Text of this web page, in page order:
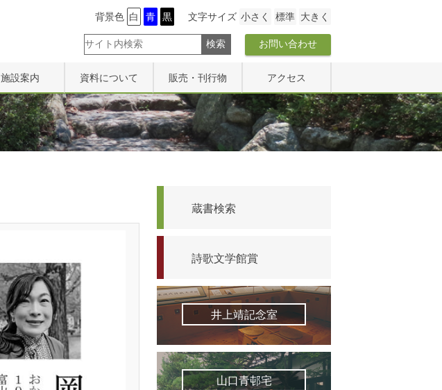
文字サイズ 小さく 標準 大きく
背景色 白 青 黒
お問い合わせ
施設案内
施設案内
備利用案内
資料について
寄贈
利用
販売・刊行物
販売物一覧
研究紀要
アクセス
アクセス
文学碑マップ
蔵書検索
詩歌文学館賞
井上靖記念室
山口青邨宅